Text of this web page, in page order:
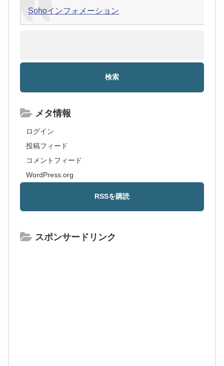
Sohoインフォメーション
メタ情報
ログイン
投稿フィード
コメントフィード
WordPress.org
スポンサードリンク